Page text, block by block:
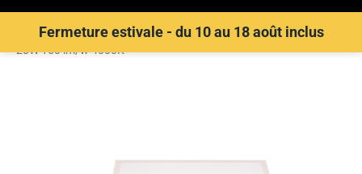
Fermeture estivale - du 10 au 18 août inclus
Accueil>Boutique>Produits divers >Dalle LED 600 x 600 mm
28W 150 lm/w 4000K